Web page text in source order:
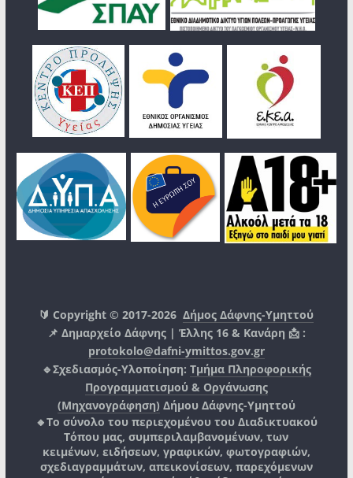
🔰 Copyright © 2017-2026Δήμος Δάφνης-Υμηττού
📌 Δημαρχείο Δάφνης | Έλλης 16 & Κανάρη 📩 :
protokolo@dafni-ymittos.gov.gr
🔹Σχεδιασμός-Υλοποίηση: Τμήμα Πληροφορικής
Προγραμματισμού & Οργάνωσης
(Μηχανογράφηση) Δήμου Δάφνης-Υμηττού
🔸Το σύνολο του περιεχομένου του Διαδικτυακού
Τόπου μας, συμπεριλαμβανομένων, των
κειμένων, ειδήσεων, γραφικών, φωτογραφιών,
σχεδιαγραμμάτων, απεικονίσεων, παρεχόμενων